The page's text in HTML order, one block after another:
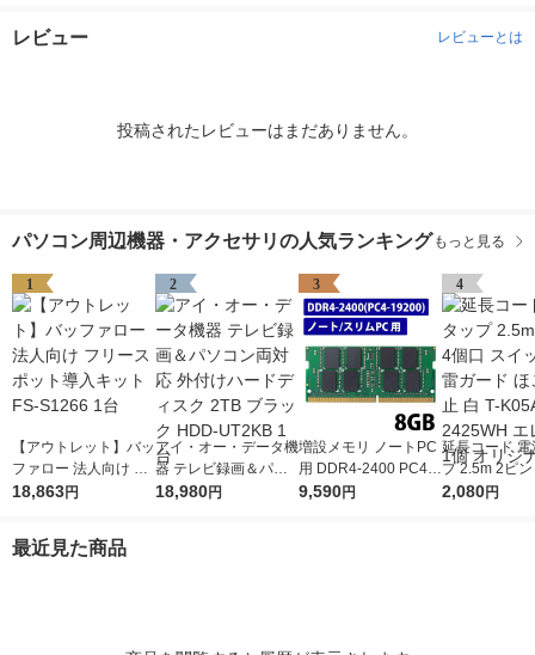
レビュー レビューとは
投稿されたレビューはまだありません。
パソコン周辺機器・アクセサリの人気ランキング もっと見る
1
【アウトレット】バッ
ファロー 法人向け フ
リースポット導入キッ
18,863円
2
アイ・オー・データ機
器 テレビ録画＆パソ
コン両対応 外付けハ
18,980円
3
増設メモリ ノートPC
用 DDR4-2400 PC4-1
9200 8GB S.O.DIMM
9,590円
4
延長コード 電
プ 2.5m 2ピ
スイッチ付 雷
2,080円
最近見た商品